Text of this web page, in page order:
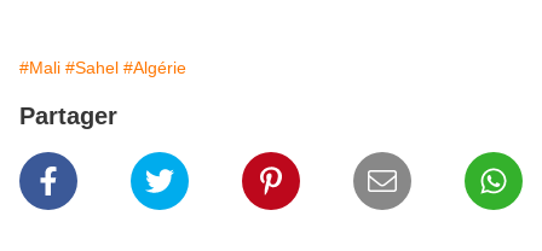
#Mali #Sahel #Algérie
Partager